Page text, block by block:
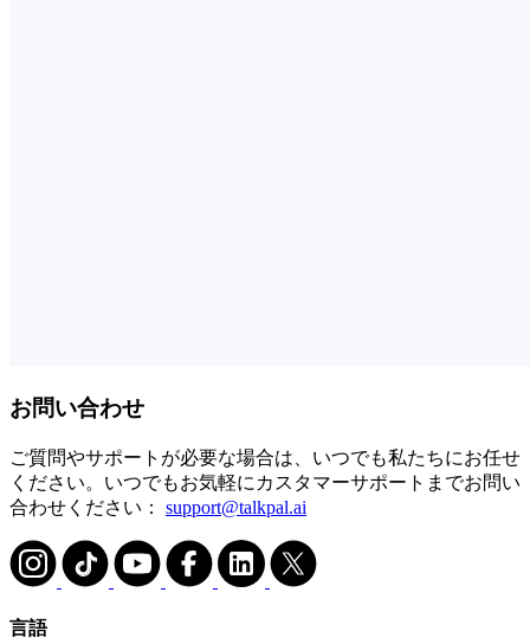
お問い合わせ
ご質問やサポートが必要な場合は、いつでも私たちにお任せ
ください。いつでもお気軽にカスタマーサポートまでお問い
合わせください： support@talkpal.ai
言語